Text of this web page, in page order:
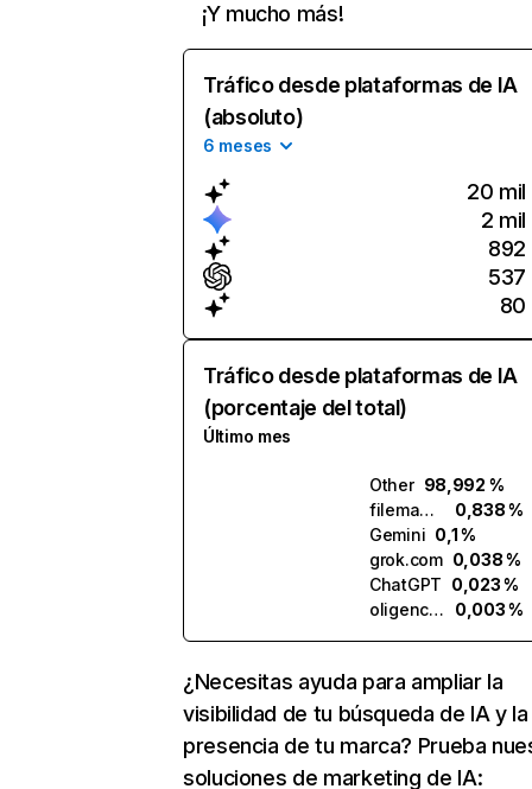
¡Y mucho más!
Tráfico desde plataformas de IA
(absoluto)
6 meses
20 mil
2 mil
892
537
80
Tráfico desde plataformas de IA
(porcentaje del total)
Último mes
Other 98,992 %
filemanager.ai
0,838 %
Gemini 0,1 %
grok.com 0,038 %
ChatGPT 0,023 %
oligence.ai
0,003 %
¿Necesitas ayuda para ampliar la
visibilidad de tu búsqueda de IA y la
presencia de tu marca? Prueba
soluciones de marketing de IA: